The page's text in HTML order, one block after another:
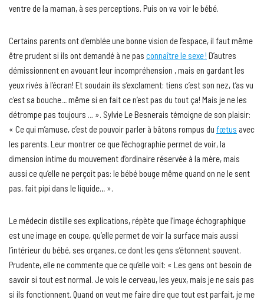
ventre de la maman, à ses perceptions. Puis on va voir le bébé.
Certains parents ont d’emblée une bonne vision de l’espace, il faut même
être prudent si ils ont demandé à ne pas connaître le sexe ! D’autres
démissionnent en avouant leur incompréhension , mais en gardant les
yeux rivés à l’écran! Et soudain ils s’exclament: tiens c’est son nez, t’as vu
c’est sa bouche… même si en fait ce n’est pas du tout ça! Mais je ne les
détrompe pas toujours … ». Sylvie Le Besnerais témoigne de son plaisir:
« Ce qui m’amuse, c’est de pouvoir parler à bâtons rompus du fœtus avec
les parents. Leur montrer ce que l’échographie permet de voir, la
dimension intime du mouvement d’ordinaire réservée à la mère, mais
aussi ce qu’elle ne perçoit pas: le bébé bouge même quand on ne le sent
pas, fait pipi dans le liquide… ».
Le médecin distille ses explications, répète que l’image échographique
est une image en coupe, qu’elle permet de voir la surface mais aussi
l’intérieur du bébé, ses organes, ce dont les gens s’étonnent souvent.
Prudente, elle ne commente que ce qu’elle voit: « Les gens ont besoin de
savoir si tout est normal. Je vois le cerveau, les yeux, mais je ne sais pas
si ils fonctionnent. Quand on veut me faire dire que tout est parfait, je me